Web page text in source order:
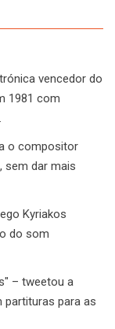
vencedor do
1981 com
o compositor
sem dar mais
Kyriakos
do som
– tweetou a
partituras para as